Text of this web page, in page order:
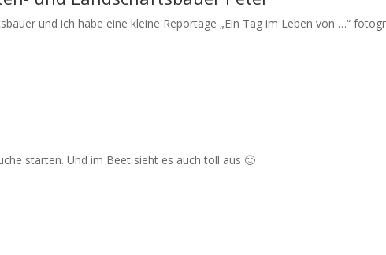
und ich habe eine kleine Reportage „Ein Tag im Leben von …“
starten. Und im Beet sieht es auch toll aus 🙂